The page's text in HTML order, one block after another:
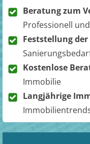
Beratung zum
Professionell
Feststellung
Kostenlose
Immobilie
Langjährige